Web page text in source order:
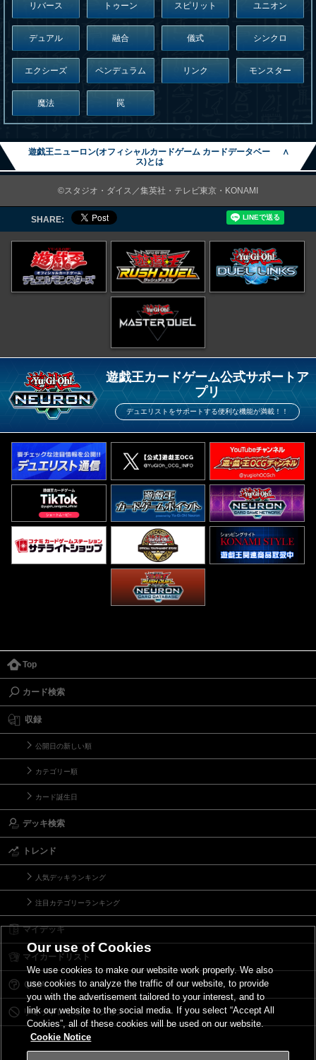
リバース トゥーン スピリット ユニオン
デュアル 融合 儀式 シンクロ
エクシーズ ペンデュラム リンク モンスター
魔法 罠
遊戯王ニューロン(オフィシャルカードゲーム カードデータベー
ス)とは
∧
©スタジオ・ダイス／集英社・テレビ東京・KONAMI
SHARE:
遊戯王カードゲーム公式サポートア
プリ
デュエリストをサポートする便利な機能が満載！！
Top
カード検索
収録
公開日の新しい順
カテゴリー順
カード誕生日
デッキ検索
トレンド
人気デッキランキング
注目カテゴリーランキング
マイデッキ
マイカードリスト
Ｑ＆Ａ
リミットレギュレーション
Our use of Cookies
We use cookies to make our website work properly. We also
use cookies to analyze the traffic of our website, to provide
you with the advertisement tailored to your interest, and to
link our website to the social media. If you select “Accept All
Cookies”, all of these cookies will be used on our website.
Cookie Notice